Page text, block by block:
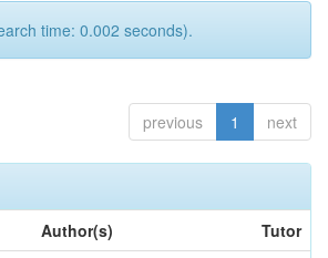
time: 0.002 seconds).
previous 1 next
Author(s)
Tutor